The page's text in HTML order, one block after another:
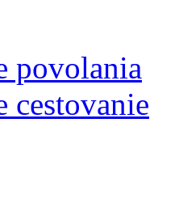
povolania
cestovanie